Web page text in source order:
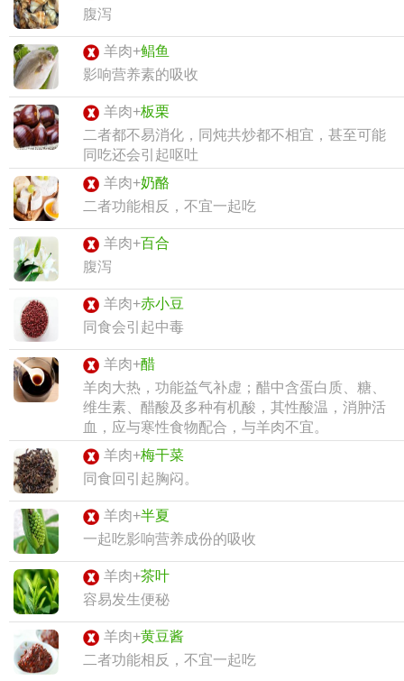
腹泻
羊肉+鲳鱼
影响营养素的吸收
羊肉+板栗
二者都不易消化，同炖共炒都不相宜，甚至可能
同吃还会引起呕吐
羊肉+奶酪
二者功能相反，不宜一起吃
羊肉+百合
腹泻
羊肉+赤小豆
同食会引起中毒
羊肉+醋
羊肉大热，功能益气补虚；醋中含蛋白质、糖、
维生素、醋酸及多种有机酸，其性酸温，消肿活
血，应与寒性食物配合，与羊肉不宜。
羊肉+梅干菜
同食回引起胸闷。
羊肉+半夏
一起吃影响营养成份的吸收
羊肉+茶叶
容易发生便秘
羊肉+黄豆酱
二者功能相反，不宜一起吃